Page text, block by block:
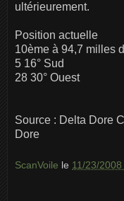
ultérieurement.
Position actuelle
10ème à 94,7 milles
5 16° Sud
28 30° Ouest
Source : Delta Dore
Dore
ScanVoile le 11/23/